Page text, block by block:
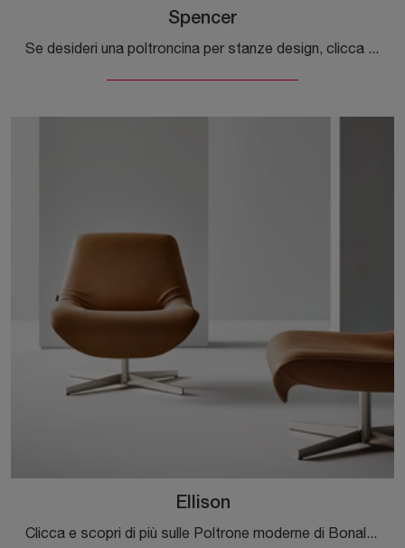
Spencer
Se desideri una poltroncina per stanze design, clicca e leggi di più sul modello Spencer in tessuto del marchio Cattelan Italia.
Ellison
Clicca e scopri di più sulle Poltrone moderne di Bonaldo! Molteplici modelli in pelle, come Ellison, ti aspettano.